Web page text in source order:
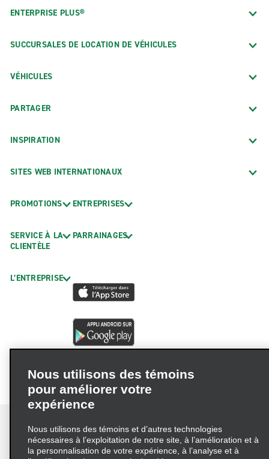
ENTERPRISE PLUS®
SUCCURSALES DE LOCATION DE VÉHICULES
VÉHICULES
PARTAGER
INSPIRATION
SITES WEB INTERNATIONAUX
PROMOTIONS
SERVICE À LA
CLIENTÈLE
L’ENTREPRISE
ENTREPRISES
PARRAINAGES
Nous utilisons des témoins
pour améliorer votre
expérience
Nous utilisons des témoins et d’autres technologies
nécessaires à l’exploitation de notre site, à l’amélioration et à
la personnalisation de votre expérience, à l’analyse et à